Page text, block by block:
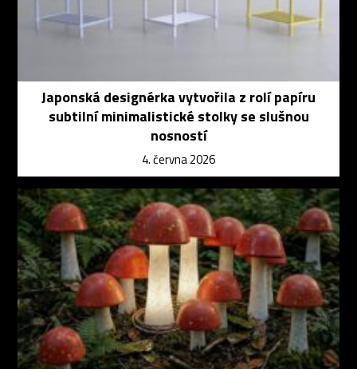
Japonská designérka vytvořila z rolí papíru
subtilní minimalistické stolky se slušnou
nosností
4. června 2026